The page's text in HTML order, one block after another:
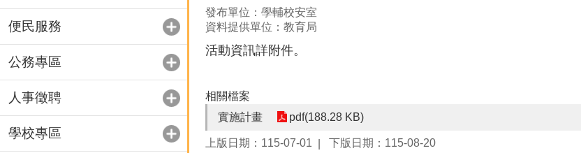
便民服務
公務專區
人事徵聘
學校專區
發布單位：學輔校安室
資料提供單位：教育局
活動資訊詳附件。
相關檔案
實施計畫
pdf(188.28 KB)
上版日期：115-07-01 下版日期：115-08-20